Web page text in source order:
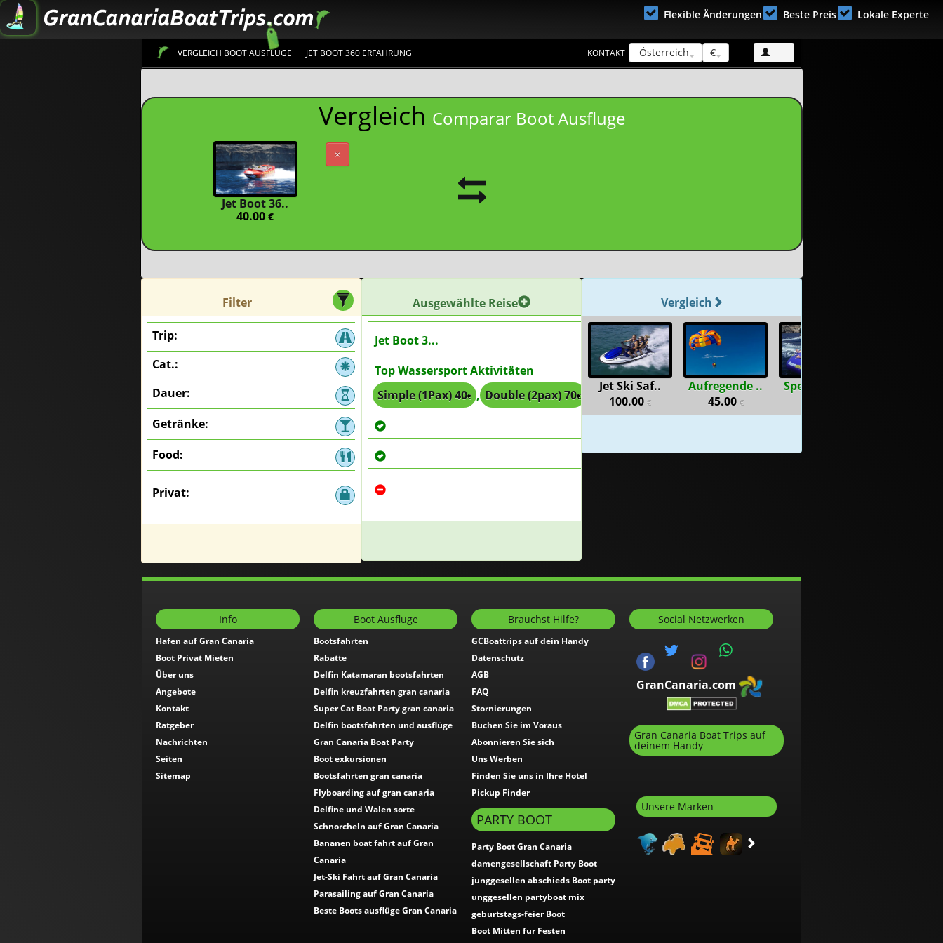
Flexible Änderungen Beste Preis Lokale Experte
VERGLEICH BOOT AUSFLUGE JET BOOT 360 ERFAHRUNG KONTAKT Ósterreich €
Vergleich Comparar Boot Ausfluge
Jet Boot 36..
40.00€
×
Filter
Trip:
Cat.:
Dauer:
Getränke:
Food:
Privat:
Ausgewählte Reise
Jet Boot 3...
Top Wassersport Aktivitäten
Simple (1Pax) 40€ , Double (2pax) 70€ Trippel (3pax) 105 ,
Vergleich
Jet Ski Saf..
100.00€
Aufregende ..
45.00 €
Special Com..
Info
Hafen auf Gran Canaria
Boot Privat Mieten
Über uns
Angebote
Kontakt
Ratgeber
Nachrichten
Seiten
Sitemap
Boot Ausfluge
Bootsfahrten
Rabatte
Delfin Katamaran bootsfahrten
Delfin kreuzfahrten gran canaria
Super Cat Boat Party gran canaria
Delfin bootsfahrten und ausflüge
Gran Canaria Boat Party
Boot exkursionen
Bootsfahrten gran canaria
Flyboarding auf gran canaria
Delfine und Walen sorte
Schnorcheln auf Gran Canaria
Bananen boat fahrt auf Gran
Canaria
Jet-Ski Fahrt auf Gran Canaria
Parasailing auf Gran Canaria
Beste Boots ausflüge Gran Canaria
Brauchst Hilfe?
GCBoattrips auf dein Handy
Datenschutz
AGB
FAQ
Stornierungen
Buchen Sie im Voraus
Abonnieren Sie sich
Uns Werben
Finden Sie uns in Ihre Hotel
Pickup Finder
PARTY BOOT
Party Boot Gran Canaria
damengesellschaft Party Boot
junggesellen abschieds Boot party
unggesellen partyboat mix
geburtstags-feier Boot
Boot Mitten fur Festen
Social Netzwerken
GranCanaria.com
Gran Canaria Boat Trips auf
deinem Handy
Unsere Marken